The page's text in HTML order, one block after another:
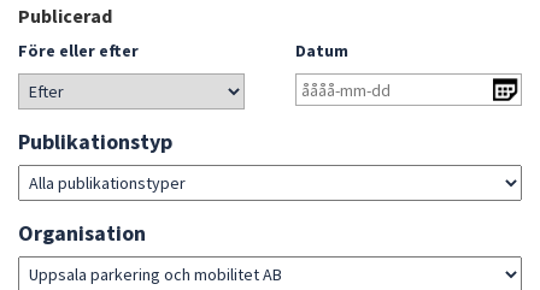
enter
något
dem.
Gå
direkt
till
sökresultat
Publicerad
Före eller efter Datum
Publikationstyp
Organisation